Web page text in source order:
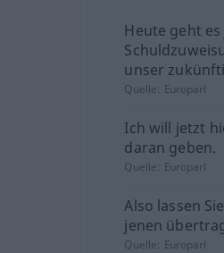
Heute geht
unser
Quelle: Europarl
Ich will jetzt
daran geben.
Quelle: Europarl
Also lassen
jenen
Quelle: Europarl